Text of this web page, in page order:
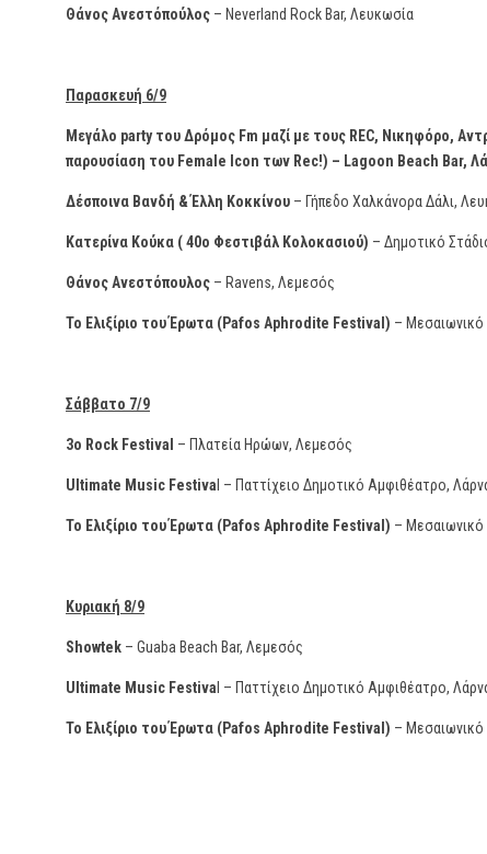
Θάνος Ανεστόπούλος – Neverland Rock Bar, Λευκωσία
Παρασκευή 6/9
Μεγάλο party του Δρόμος Fm μαζί με τους REC, Νικηφόρο,
παρουσίαση του Female Icon των Rec!) – Lagoon Βeach Bar,
Δέσποινα Βανδή & Έλλη Κοκκίνου – Γήπεδο Χαλκάνορα Δάλι,
Κατερίνα Κούκα ( 40ο Φεστιβάλ Κολοκασιού) – Δημοτικό
Θάνος Ανεστόπουλος – Ravens, Λεμεσός
Το Ελιξίριο του Έρωτα (Pafos Aphrodite Festival) –
Σάββατο 7/9
3o Rock Festival – Πλατεία Ηρώων, Λεμεσός
Ultimate Music Festiva l – Παττίχειο Δημοτικό Αμφιθέατρο,
Το Ελιξίριο του Έρωτα (Pafos Aphrodite Festival) –
Κυριακή 8/9
Showtek – Guaba Beach Bar, Λεμεσός
Ultimate Music Festiva l – Παττίχειο Δημοτικό Αμφιθέατρο,
Το Ελιξίριο του Έρωτα (Pafos Aphrodite Festival) –